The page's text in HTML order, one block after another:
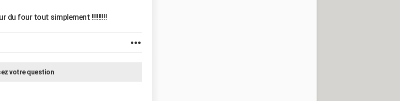
du four tout simplement !!!!!!!!!
votre question